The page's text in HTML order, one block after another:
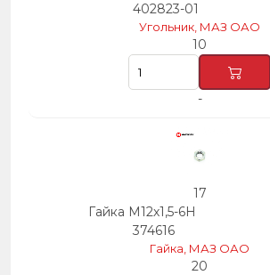
402823-01
Угольник, МАЗ ОАО
10
-
17
Гайка М12х1,5-6Н
374616
Гайка, МАЗ ОАО
20